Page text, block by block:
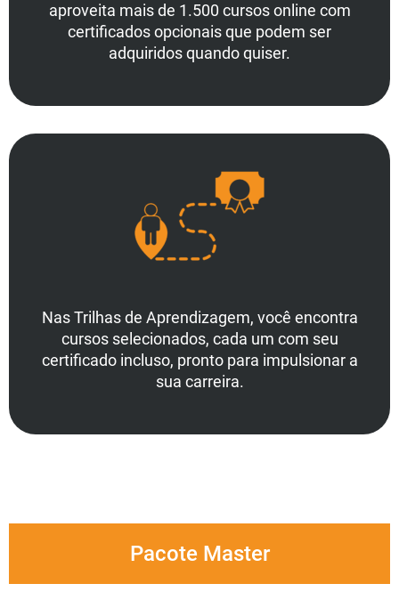
aproveita mais de 1.500 cursos online com
certificados opcionais que podem ser
adquiridos quando quiser.
Nas Trilhas de Aprendizagem, você encontra
cursos selecionados, cada um com seu
certificado incluso, pronto para impulsionar a
sua carreira.
Pacote Master